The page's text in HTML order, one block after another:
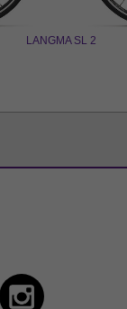
LANGMA SL 2